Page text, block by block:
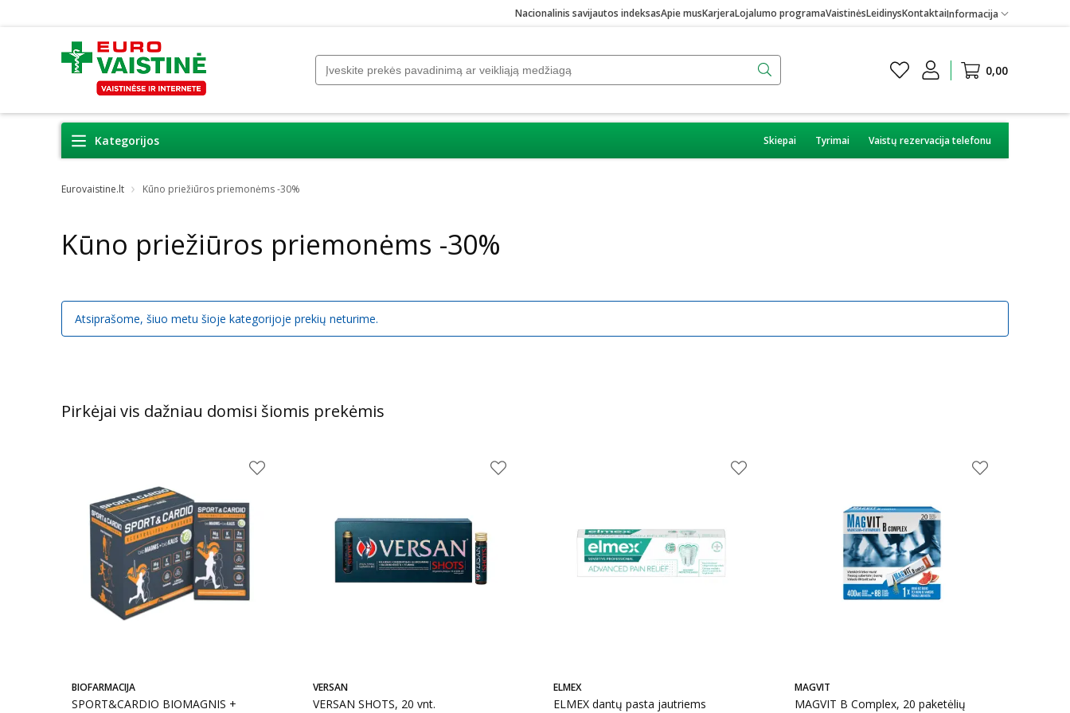
Nacionalinis savijautos indeksasApie musKarjeraLojalumo programaVaistinėsLeidinysKontaktaiInformacija
0,00
Kategorijos Skiepai Tyrimai Vaistų rezervacija telefonu
Eurovaistine.lt Kūno priežiūros priemonėms -30%
Kūno priežiūros priemonėms -30%
Atsiprašome, šiuo metu šioje kategorijoje prekių neturime.
Pirkėjai vis dažniau domisi šiomis prekėmis
BIOFARMACIJA
SPORT&CARDIO BIOMAGNIS +
VERSAN
VERSAN SHOTS, 20 vnt.
ELMEX
ELMEX dantų pasta jautriems
MAGVIT
MAGVIT B Complex, 20 paketėlių